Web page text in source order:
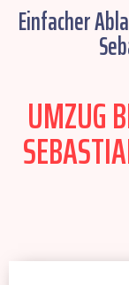
Einfacher
UMZUG